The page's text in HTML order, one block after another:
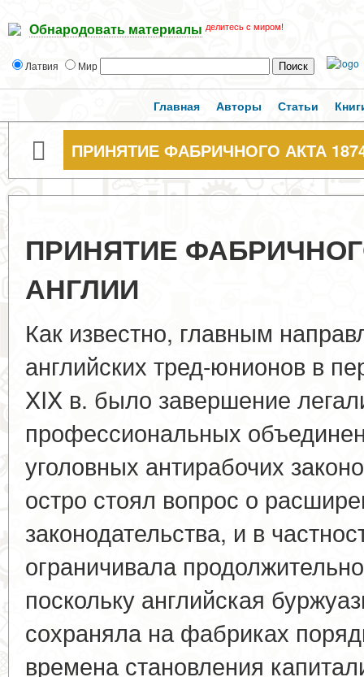
Обнародовать материалы делитесь с миром!
Латвия Мир
Главная Авторы Статьи
ПРИНЯТИЕ ФАБРИЧНОГО АКТА
ПРИНЯТИЕ
АНГЛИИ
Как известно, главным
английских тред-юнионов в
XIX в. было завершение
профессиональных
уголовных антирабочих
остро стоял вопрос о
законодательства, и в
ограничивала
поскольку английская
сохраняла на фабриках
времена становления